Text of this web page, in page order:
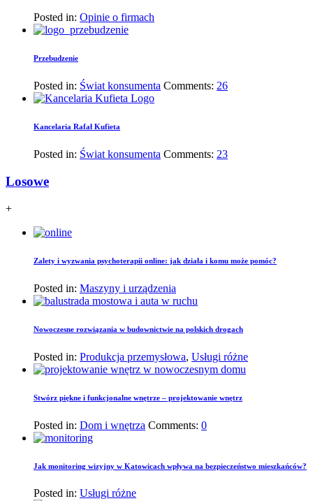
Posted in: Opinie o firmach
Przebudzenie
Posted in: Świat konsumenta Comments: 26
Kancelaria Rafał Kufieta
Posted in: Świat konsumenta Comments: 23
Losowe
+
Zalety i wyzwania psychoterapii online: jak działa i komu może pomóc?
Posted in: Maszyny i urządzenia
Nowoczesne rozwiązania w budownictwie na polskich drogach
Posted in: Produkcja przemysłowa, Usługi różne
Stwórz piękne i funkcjonalne wnętrze – projektowanie wnętrz
Posted in: Dom i wnętrza Comments: 0
Jak monitoring wizyjny w Katowicach wpływa na bezpieczeństwo mieszkańców?
Posted in: Usługi różne